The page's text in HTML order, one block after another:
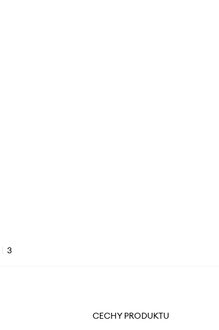
3
CECHY PRODUKTU